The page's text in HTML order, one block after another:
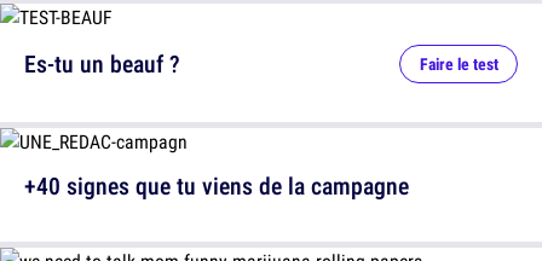
Es-tu un beauf ? Faire le test
+40 signes que tu viens de la campagne